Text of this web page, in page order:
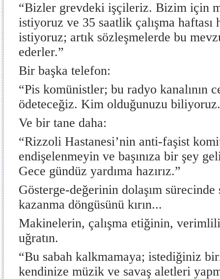
“Bizler grevdeki işçileriz. Bizim için
istiyoruz ve 35 saatlik çalışma haftası
istiyoruz; artık sözleşmelerde bu
ederler.”
Bir başka telefon:
“Pis komünistler; bu radyo kanalının
ödeteceğiz. Kim olduğunuzu
Ve bir tane daha:
“Rizzoli Hastanesi’nin anti-faşist
endişelenmeyin ve başınıza bir şey
Gece gündüz yardıma hazırız.”
Gösterge-değerinin dolaşım
kazanma döngüsünü kırın...
Makinelerin, çalışma etiğinin,
uğratın.
“Bu sabah kalkmamaya; istediğiniz
kendinize müzik ve savaş aletleri